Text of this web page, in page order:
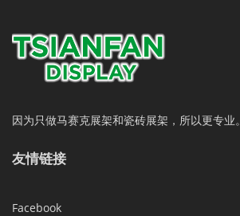
因为只做马赛克展架和瓷砖展架，所以更专业。
友情链接
Facebook